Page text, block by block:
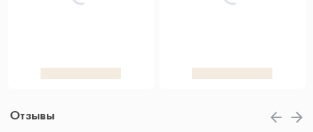
Отзывы